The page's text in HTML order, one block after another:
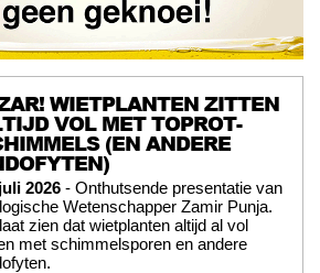
WIETPLANTEN ZITTEN
VOL MET TOPROT-
(EN ANDERE
2026 - Onthutsende presentatie van
Wetenschapper Zamir Punja.
zien dat wietplanten altijd al vol
met schimmelsporen en andere